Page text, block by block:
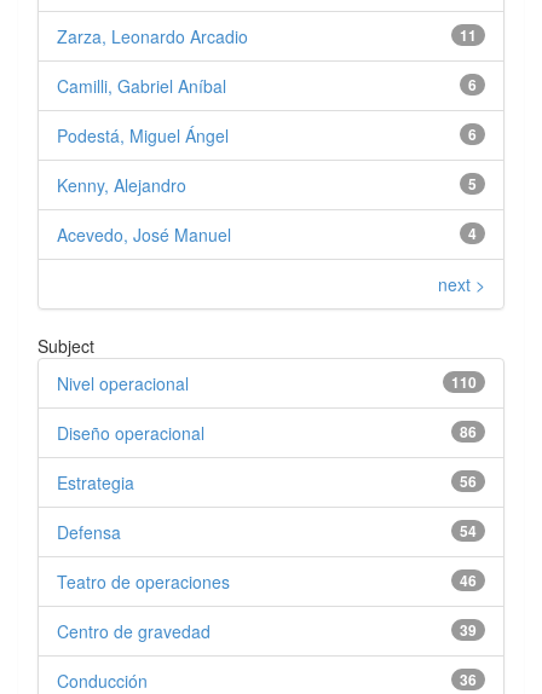
11
Zarza, Leonardo Arcadio
6
Camilli, Gabriel Aníbal
6
Podestá, Miguel Ángel
5
Kenny, Alejandro
4
Acevedo, José Manuel
next >
Subject
110
Nivel operacional
86
Diseño operacional
56
Estrategia
54
Defensa
46
Teatro de operaciones
39
Centro de gravedad
36
Conducción